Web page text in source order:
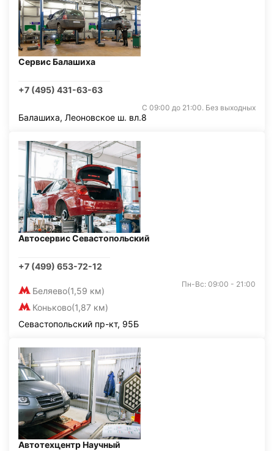
Сервис Балашиха
+7 (495) 431-63-63
С 09:00 до 21:00. Без выходных
Балашиха, Леоновское ш. вл.8
Автосервис Севастопольский
+7 (499) 653-72-12
Беляево(1,59 км)
Коньково(1,87 км)
Пн-Вс: 09:00 - 21:00
Севастопольский пр-кт, 95Б
Автотехцентр Научный